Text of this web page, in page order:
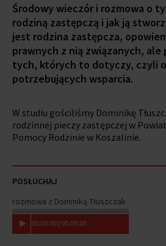
Środowy wieczór i rozmowa o
rodziną zastępczą i jak ją
jest rodzina zastępcza,
prawnych z nią związanych,
tych, których to dotyczy, czyli
potrzebujących wsparcia.
W studiu gościliśmy Dominikę
rodzinnej pieczy zastępczej w
Pomocy Rodzinie w Koszalinie.
POSŁUCHAJ
rozmowa z Dominiką Tłuszczak
00:00:00 | 00:00:00